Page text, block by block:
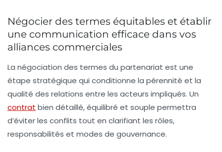
Négocier des termes équitables et établir
une communication efficace dans vos
alliances commerciales
La négociation des termes du partenariat est une
étape stratégique qui conditionne la pérennité et la
qualité des relations entre les acteurs impliqués. Un
contrat bien détaillé, équilibré et souple permettra
d’éviter les conflits tout en clarifiant les rôles,
responsabilités et modes de gouvernance.